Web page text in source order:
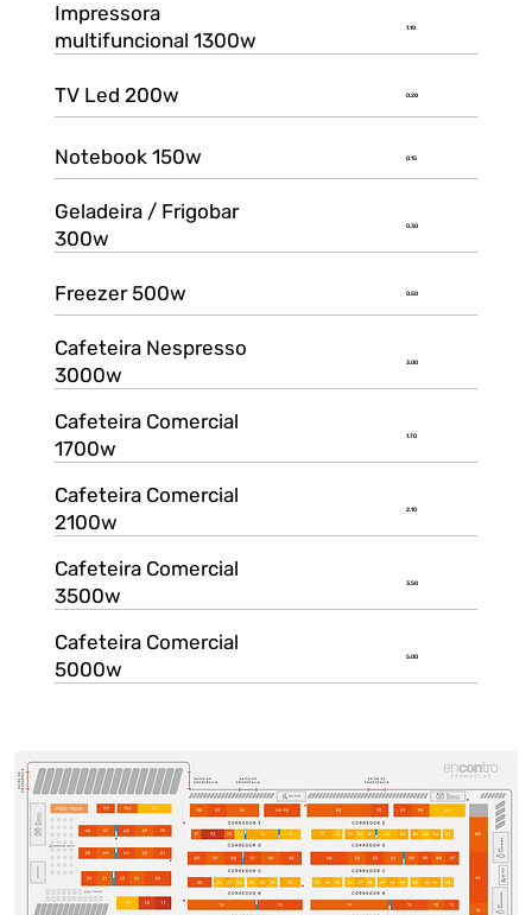
Impressora
multifuncional 1300w
1.10
TV Led 200w 0.20
Notebook 150w 0.15
Geladeira / Frigobar
300w
0.30
Freezer 500w 0.50
Cafeteira Nespresso
3000w
3.00
Cafeteira Comercial
1700w
1.70
Cafeteira Comercial
2100w
2.10
Cafeteira Comercial
3500w
3.50
Cafeteira Comercial
5000w
5.00